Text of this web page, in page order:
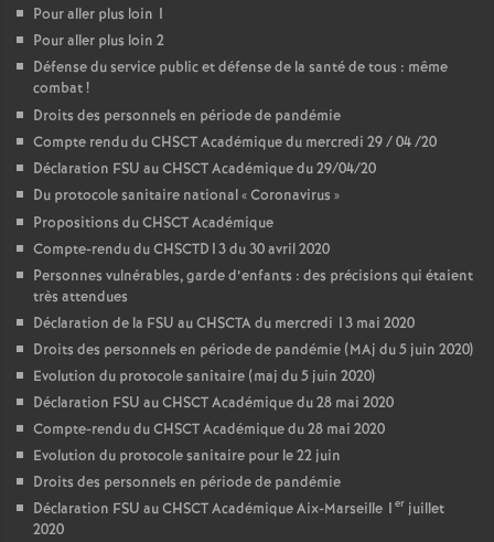
Pour aller plus loin 1
Pour aller plus loin 2
Défense du service public et défense de la santé de tous : même
combat!
Droits des personnels en période de pandémie
Compte rendu du CHSCT Académique du mercredi 29 / 04 /20
Déclaration FSU au CHSCT Académique du 29/04/20
Du protocole sanitaire national «Coronavirus »
Propositions du CHSCT Académique
Compte-rendu du CHSCTD13 du 30 avril 2020
Personnes vulnérables, garde d’enfants : des précisions qui étaient
très attendues
Déclaration de la FSU au CHSCTA du mercredi 13 mai 2020
Droits des personnels en période de pandémie (MAj du 5 juin 2020)
Evolution du protocole sanitaire (maj du 5 juin 2020)
Déclaration FSU au CHSCT Académique du 28 mai 2020
Compte-rendu du CHSCT Académique du 28 mai 2020
Evolution du protocole sanitaire pour le 22 juin
Droits des personnels en période de pandémie
Déclaration FSU au CHSCT Académique Aix-Marseille 1 er juillet
2020